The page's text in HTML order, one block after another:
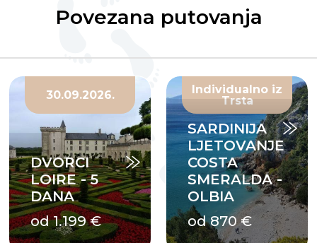
Povezana putovanja
30.09.2026.
DVORCI
LOIRE - 5
DANA
od 1.199 €
Individualno iz
Trsta
SARDINIJA
LJETOVANJE
COSTA
SMERALDA -
OLBIA
od 870 €